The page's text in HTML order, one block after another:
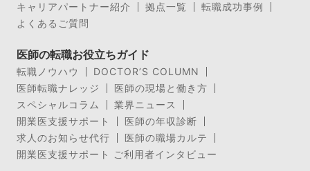
キャリアパートナー紹介
拠点一覧
転職成功事例
よくあるご質問
医師の転職お役立ちガイド
転職ノウハウ
DOCTOR’S COLUMN
医師転職ナレッジ
医師の現場と働き方
スペシャルコラム
業界ニュース
開業医支援サポート
医師の年収診断
求人のお知らせ代行
医師の職場カルテ
開業医支援サポート ご利用者インタビュー